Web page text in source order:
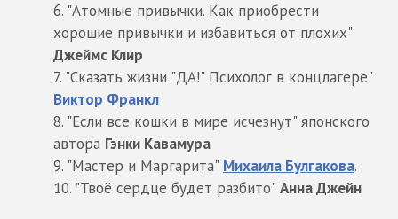
6. "Атомные привычки. Как приобрести
хорошие привычки и избавиться от плохих"
Джеймс Клир
7. "Сказать жизни "ДА!" Психолог в концлагере"
Виктор Франкл
8. "Если все кошки в мире исчезнут" японского
автора Гэнки Кавамура
9. "Мастер и Маргарита" Михаила Булгакова.
10. "Твоё сердце будет разбито"Анна Джейн